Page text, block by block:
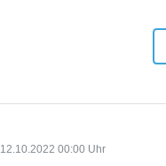
00:00 Uhr